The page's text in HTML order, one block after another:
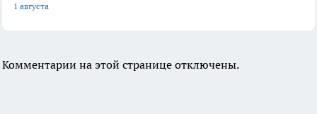
1 августа
Комментарии на этой странице отключены.